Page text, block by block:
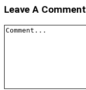
Leave A Comment
Comment